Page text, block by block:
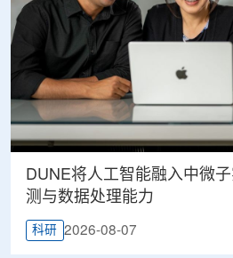
DUNE将人工智能融入中微
测与数据处理能力
科研 2026-08-07